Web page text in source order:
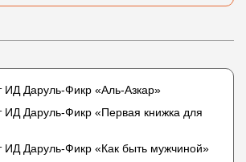
ИД Даруль-Фикр «Аль-Азкар»
ИД Даруль-Фикр «Первая книжка для
ИД Даруль-Фикр «Как быть мужчиной»